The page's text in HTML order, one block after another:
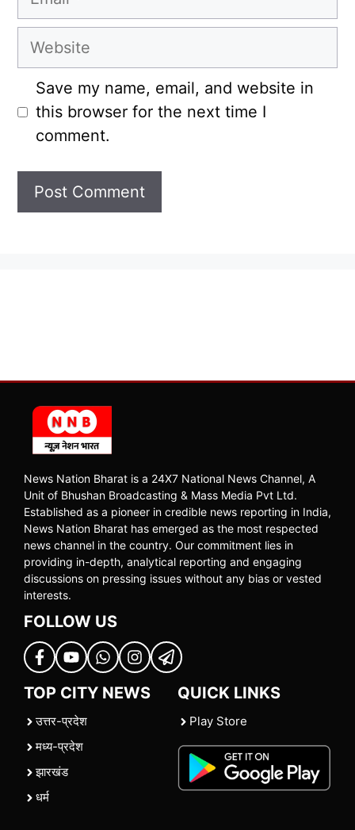
Website
Save my name, email, and website in
this browser for the next time I
comment.
News Nation Bharat is a 24X7 National News Channel, A
Unit of Bhushan Broadcasting & Mass Media Pvt Ltd.
Established as a pioneer in credible news reporting in India,
News Nation Bharat has emerged as the most respected
news channel in the country. Our commitment lies in
providing in-depth, analytical reporting and engaging
discussions on pressing issues without any bias or vested
interests.
FOLLOW US
TOP CITY NEWS
उत्तर-प्रदेश
मध्य-प्रदेश
झारखंड
धर्म
QUICK LINKS
Play Store